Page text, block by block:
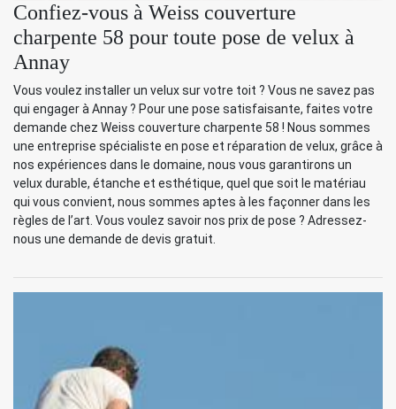
Confiez-vous à Weiss couverture
charpente 58 pour toute pose de velux à
Annay
Vous voulez installer un velux sur votre toit ? Vous ne savez pas
qui engager à Annay ? Pour une pose satisfaisante, faites votre
demande chez Weiss couverture charpente 58 ! Nous sommes
une entreprise spécialiste en pose et réparation de velux, grâce à
nos expériences dans le domaine, nous vous garantirons un
velux durable, étanche et esthétique, quel que soit le matériau
qui vous convient, nous sommes aptes à les façonner dans les
règles de l’art. Vous voulez savoir nos prix de pose ? Adressez-
nous une demande de devis gratuit.